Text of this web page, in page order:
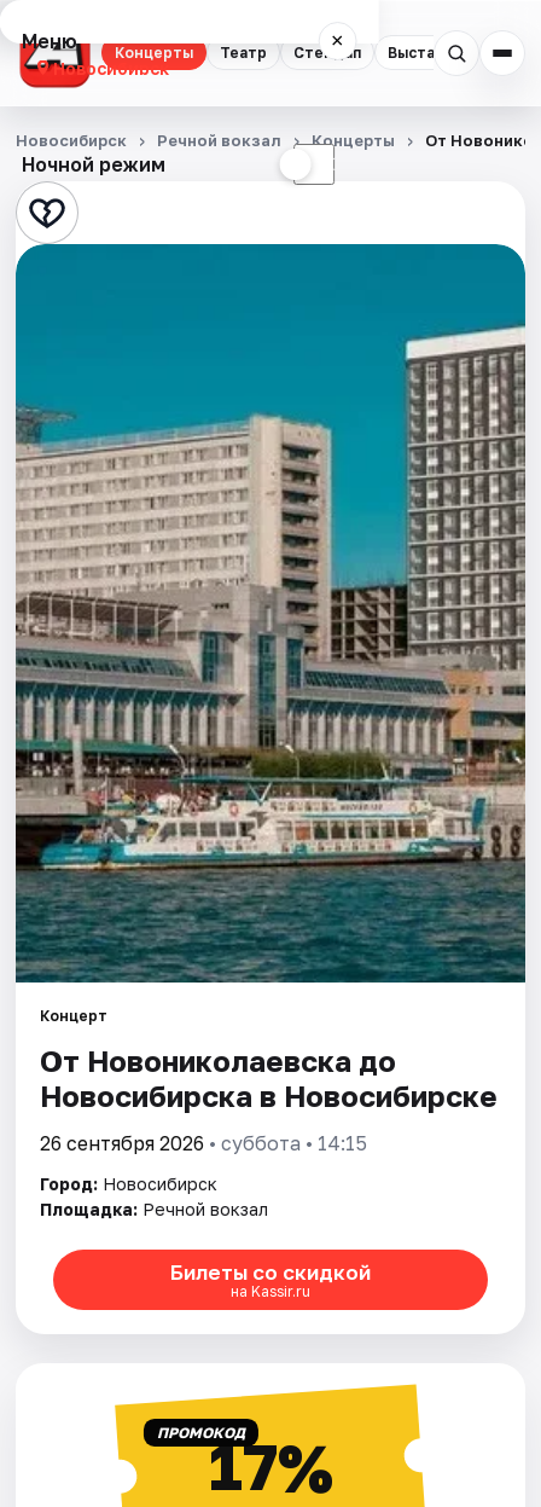
Концерты Театр Стендап Выставки
Меню ×
Новосибирск
Концерты
Театр
Стендап
Экскурсии
Спорт
События
Города
Площадки
Артисты
Рейтинги
Ночной режим ☾
Новосибирск Речной вокзал Концерты От
Концерт
От Новониколаевска до
Новосибирска в Новосибирске
26 сентября 2026 • суббота • 14:15
Город: Новосибирск
Площадка: Речной вокзал
Билеты со скидкой
на Kassir.ru
ПРОМОКОД17%